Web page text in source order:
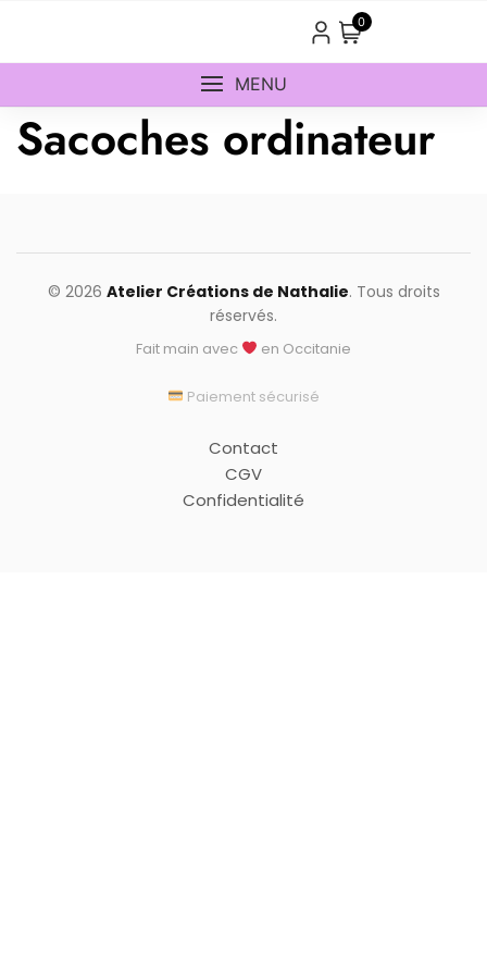
content
0
MENU
Sacoches ordinateur
© 2026 Atelier Créations de Nathalie. Tous droits
réservés.
Fait main avec en Occitanie
Paiement sécurisé
Contact
CGV
Confidentialité